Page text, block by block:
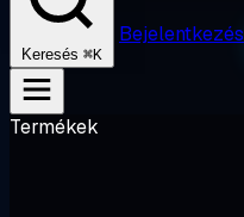
Keresés ⌘K
Bejelentkezés
Termékek